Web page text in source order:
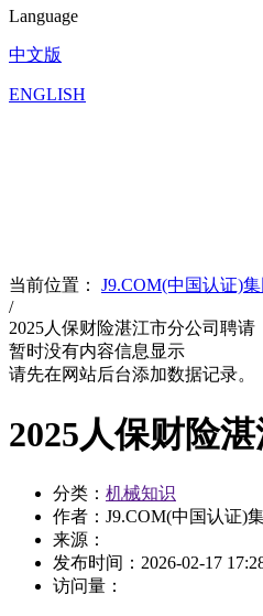
Language
中文版
ENGLISH
当前位置： J9.COM(中国认证)
/
2025人保财险湛江市分公司聘请
暂时没有内容信息显示
请先在网站后台添加数据记录。
2025人保财险
分类： 机械知识
作者：J9.COM(中国认证)
来源：
发布时间： 2026-02-17
访问量：